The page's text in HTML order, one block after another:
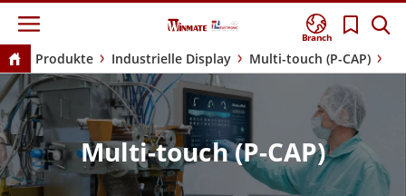
Branch
Produkte Industrielle Display Multi-touch (P-CAP)
Multi-touch (P-CAP)